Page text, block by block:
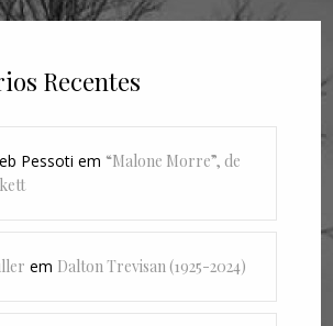
Recentes
Pessoti em “Malone Morre”, de
em Dalton Trevisan (1925-2024)